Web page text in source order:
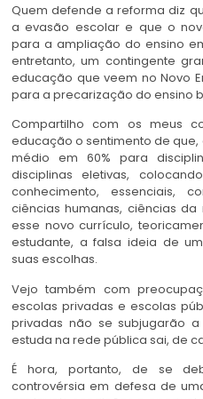
Quem defende a reforma diz
a evasão escolar e que o
para a ampliação do ensino
entretanto, um contingente
educação que veem no Novo
para a precarização do ensino
Compartilho com os meus
educação o sentimento de
médio em 60% para
disciplinas eletivas,
conhecimento, essenciais,
ciências humanas, ciências
esse novo currículo,
estudante, a falsa ideia de
suas escolhas.
Vejo também com
escolas privadas e escolas
privadas não se subjugarão
estuda na rede pública sai, de
É hora, portanto, de se
controvérsia em defesa de